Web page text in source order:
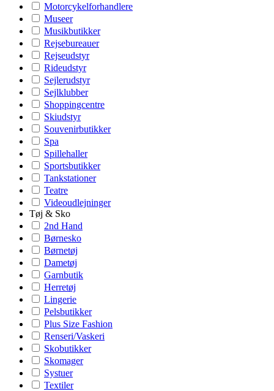
Motorcykelforhandlere
Museer
Musikbutikker
Rejsebureauer
Rejseudstyr
Rideudstyr
Sejlerudstyr
Sejlklubber
Shoppingcentre
Skiudstyr
Souvenirbutikker
Spa
Spillehaller
Sportsbutikker
Tankstationer
Teatre
Videoudlejninger
Tøj & Sko
2nd Hand
Børnesko
Børnetøj
Dametøj
Garnbutik
Herretøj
Lingerie
Pelsbutikker
Plus Size Fashion
Renseri/Vaskeri
Skobutikker
Skomager
Systuer
Textiler